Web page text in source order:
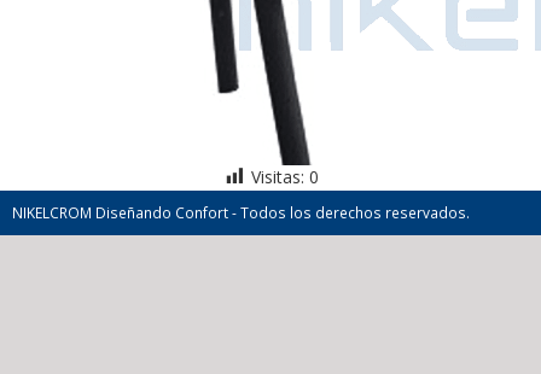
Visitas: 0
NIKELCROM Diseñando Confort - Todos los derechos reservados.